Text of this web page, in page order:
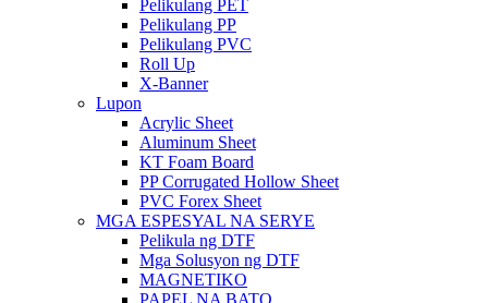
Pelikulang PET
Pelikulang PP
Pelikulang PVC
Roll Up
X-Banner
Lupon
Acrylic Sheet
Aluminum Sheet
KT Foam Board
PP Corrugated Hollow Sheet
PVC Forex Sheet
MGA ESPESYAL NA SERYE
Pelikula ng DTF
Mga Solusyon ng DTF
MAGNETIKO
PAPEL NA BATO